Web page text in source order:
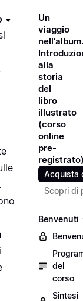
Un
viaggio
nell'album.
alla
storia
del
libro
illustrato
(corso
online
pre-
Acquista
Scopri di
Benvenuti
del
corso
Sintesi